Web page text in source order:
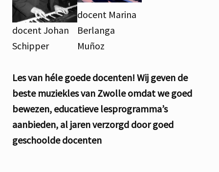
docent Johan
Schipper
docent Marina
Berlanga
Muñoz
Les van héle goede docenten! Wij geven de
beste muziekles van Zwolle omdat we goed
bewezen, educatieve lesprogramma’s
aanbieden, al jaren verzorgd door goed
geschoolde docenten